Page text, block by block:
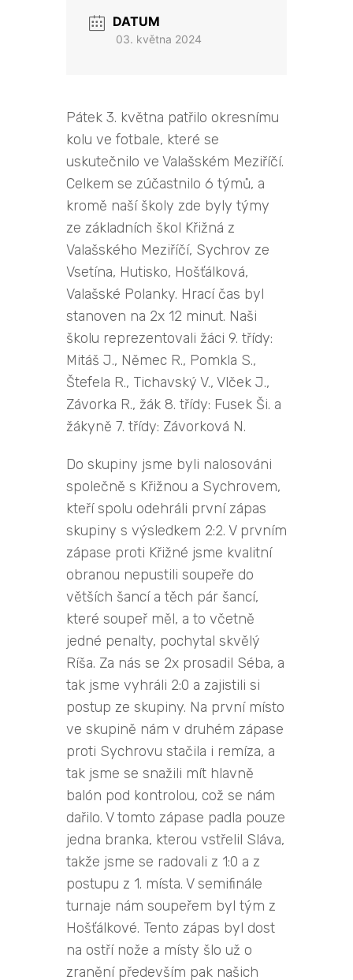
DATUM
03. května 2024
Pátek 3. května patřilo okresnímu
kolu ve fotbale, které se
uskutečnilo ve Valašském Meziříčí.
Celkem se zúčastnilo 6 týmů, a
kromě naší školy zde byly týmy
ze základních škol Křižná z
Valašského Meziříčí, Sychrov ze
Vsetína, Hutisko, Hošťálková,
Valašské Polanky. Hrací čas byl
stanoven na 2x 12 minut. Naši
školu reprezentovali žáci 9. třídy:
Mitáš J., Němec R., Pomkla S.,
Štefela R., Tichavský V., Vlček J.,
Závorka R., žák 8. třídy: Fusek Ši. a
žákyně 7. třídy: Závorková N.
Do skupiny jsme byli nalosováni
společně s Křižnou a Sychrovem,
kteří spolu odehráli první zápas
skupiny s výsledkem 2:2. V prvním
zápase proti Křižné jsme kvalitní
obranou nepustili soupeře do
větších šancí a těch pár šancí,
které soupeř měl, a to včetně
jedné penalty, pochytal skvělý
Ríša. Za nás se 2x prosadil Séba, a
tak jsme vyhráli 2:0 a zajistili si
postup ze skupiny. Na první místo
ve skupině nám v druhém zápase
proti Sychrovu stačila i remíza, a
tak jsme se snažili mít hlavně
balón pod kontrolou, což se nám
dařilo. V tomto zápase padla pouze
jedna branka, kterou vstřelil Sláva,
takže jsme se radovali z 1:0 a z
postupu z 1. místa. V semifinále
turnaje nám soupeřem byl tým z
Hošťálkové. Tento zápas byl dost
na ostří nože a místy šlo už o
zranění především pak našich